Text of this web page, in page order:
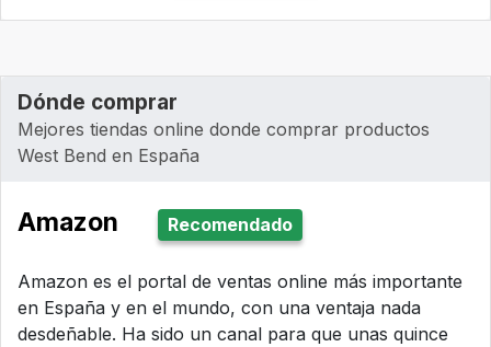
Dónde comprar
Mejores tiendas online donde comprar productos
West Bend en España
Amazon Recomendado
Amazon es el portal de ventas online más importante
en España y en el mundo, con una ventaja nada
desdeñable. Ha sido un canal para que unas quince